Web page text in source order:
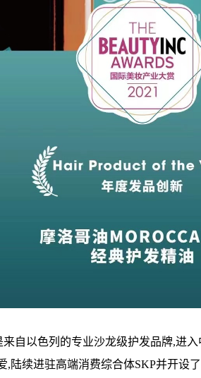
自以色列的专业沙龙级护发品牌,进
,陆续进驻高端消费综合体SKP并开设